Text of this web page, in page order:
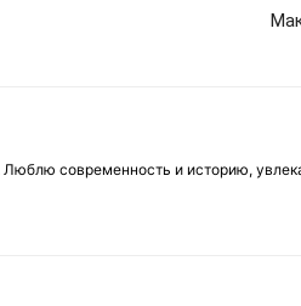
современность и историю,